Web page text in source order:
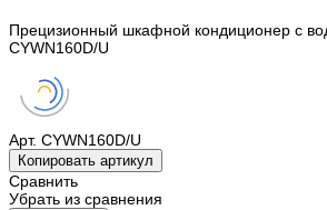
Прецизионный шкафной кондиционер с
CYWN160D/U
Арт. CYWN160D/U
Копировать артикул
Сравнить
Убрать из сравнения